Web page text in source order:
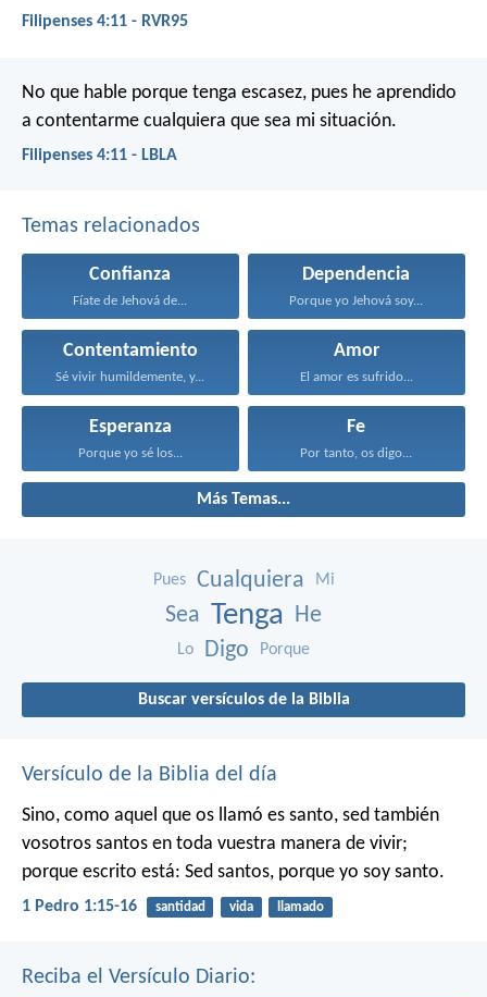
Filipenses 4:11 - RVR95
No que hable porque tenga escasez, pues he aprendido
a contentarme cualquiera que sea mi situación.
Filipenses 4:11 - LBLA
Temas relacionados
Confianza
Fíate de Jehová de...
Dependencia
Porque yo Jehová soy...
Contentamiento
Sé vivir humildemente, y...
Amor
El amor es sufrido...
Esperanza
Porque yo sé los...
Fe
Por tanto, os digo...
Más Temas...
Pues Cualquiera Mi
Sea Tenga He
Lo Digo Porque
Buscar versículos de la Biblia
Versículo de la Biblia del día
Sino, como aquel que os llamó es santo, sed también
vosotros santos en toda vuestra manera de vivir;
porque escrito está: Sed santos, porque yo soy santo.
1 Pedro 1:15-16 santidad vida llamado
Reciba el Versículo Diario: